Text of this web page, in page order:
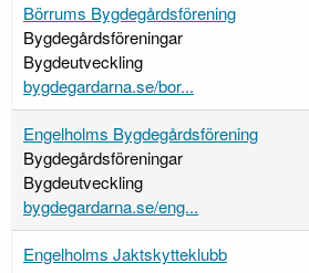
Börrums Bygdegårdsförening
Bygdegårdsföreningar
Bygdeutveckling
bygdegardarna.se/bor...
Engelholms Bygdegårdsförening
Bygdegårdsföreningar
Bygdeutveckling
bygdegardarna.se/eng...
Engelholms Jaktskytteklubb